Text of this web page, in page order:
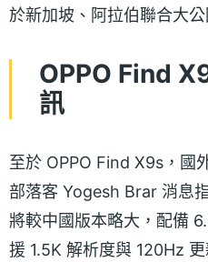
於新加坡、阿拉伯聯合大
OPPO Find
訊
至於 OPPO Find X9s，國
部落客 Yogesh Brar 消息
將較中國版本略大，配備
援 1.5K 解析度與 120Hz